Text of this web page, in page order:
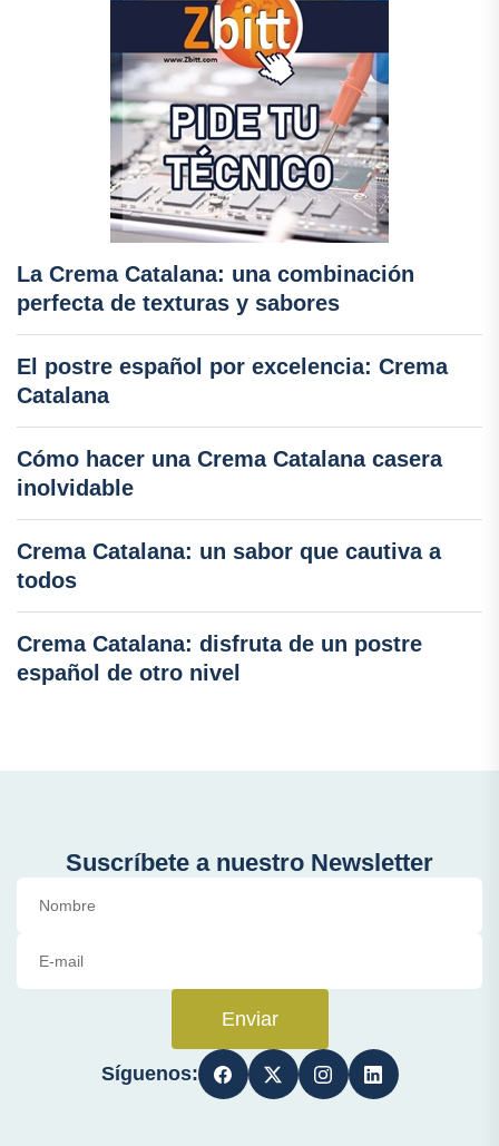
La Crema Catalana: una combinación
perfecta de texturas y sabores
El postre español por excelencia: Crema
Catalana
Cómo hacer una Crema Catalana casera
inolvidable
Crema Catalana: un sabor que cautiva a
todos
Crema Catalana: disfruta de un postre
español de otro nivel
Suscríbete a nuestro Newsletter
Enviar
Síguenos: